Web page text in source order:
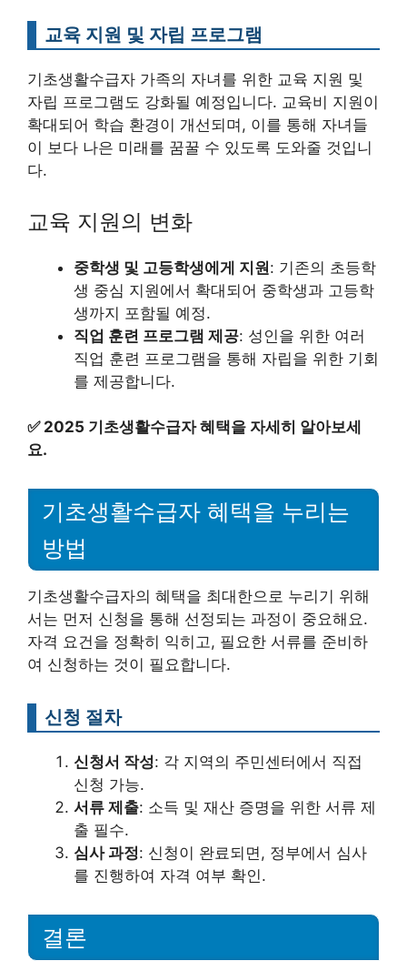
교육 지원 및 자립 프로그램
기초생활수급자 가족의 자녀를 위한 교육 지원 및
자립 프로그램도 강화될 예정입니다. 교육비 지원이
확대되어 학습 환경이 개선되며, 이를 통해 자녀들
이 보다 나은 미래를 꿈꿀 수 있도록 도와줄 것입니
다.
교육 지원의 변화
중학생 및 고등학생에게 지원: 기존의 초등학
생 중심 지원에서 확대되어 중학생과 고등학
생까지 포함될 예정.
직업 훈련 프로그램 제공: 성인을 위한 여러
직업 훈련 프로그램을 통해 자립을 위한 기회
를 제공합니다.
✅ 2025 기초생활수급자 혜택을 자세히 알아보세
요.
기초생활수급자 혜택을 누리는
방법
기초생활수급자의 혜택을 최대한으로 누리기 위해
서는 먼저 신청을 통해 선정되는 과정이 중요해요.
자격 요건을 정확히 익히고, 필요한 서류를 준비하
여 신청하는 것이 필요합니다.
신청 절차
신청서 작성: 각 지역의 주민센터에서 직접
신청 가능.
서류 제출: 소득 및 재산 증명을 위한 서류 제
출 필수.
심사 과정: 신청이 완료되면, 정부에서 심사
를 진행하여 자격 여부 확인.
결론